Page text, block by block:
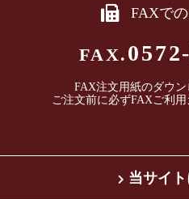
FAXで
FAX.
FAX注文用紙のダウン
ご注文前に必ずFAXご利
当サイ